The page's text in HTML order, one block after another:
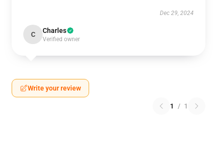
Dec 29, 2024
C Charles
Verified owner
Write your review
1 / 1